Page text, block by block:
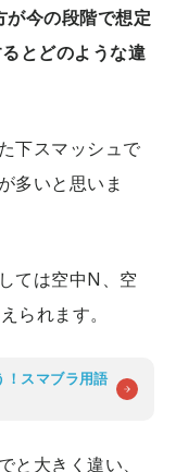
が今の段階で想定
とどのような違
下スマッシュで
多いと思いま
ては空中N、空
られます。
！スマブラ用語
と大きく違い、